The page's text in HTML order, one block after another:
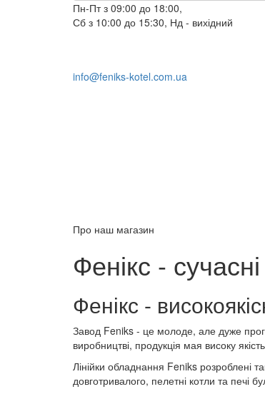
Пн-Пт з 09:00 до 18:00,
Сб з 10:00 до 15:30, Нд - вихідний
info@feniks-kotel.com.ua
Про наш магазин
Фенікс -
Фенікс -
Завод Feniks - це молоде, але дуже
виробництві, продукція мая високу
Лінійки обладнання Feniks розроблені
довготривалого, пелетні котли та печі